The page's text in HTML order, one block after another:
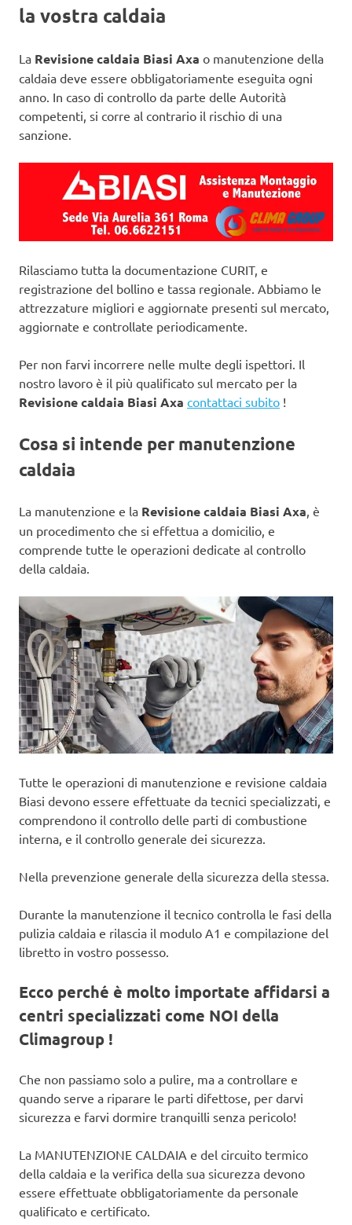
la vostra caldaia
La Revisione caldaia Biasi Axa o manutenzione della
caldaia deve essere obbligatoriamente eseguita ogni
anno. In caso di controllo da parte delle Autorità
competenti, si corre al contrario il rischio di una
sanzione.
Rilasciamo tutta la documentazione CURIT, e
registrazione del bollino e tassa regionale. Abbiamo le
attrezzature migliori e aggiornate presenti sul mercato,
aggiornate e controllate periodicamente.
Per non farvi incorrere nelle multe degli ispettori. Il
nostro lavoro è il più qualificato sul mercato per la
Revisione caldaia Biasi Axa contattaci subito !
Cosa si intende per manutenzione
caldaia
La manutenzione e la Revisione caldaia Biasi Axa, è
un procedimento che si effettua a domicilio, e
comprende tutte le operazioni dedicate al controllo
della caldaia.
Tutte le operazioni di manutenzione e revisione caldaia
Biasi devono essere effettuate da tecnici specializzati, e
comprendono il controllo delle parti di combustione
interna, e il controllo generale dei sicurezza.
Nella prevenzione generale della sicurezza della stessa.
Durante la manutenzione il tecnico controlla le fasi della
pulizia caldaia e rilascia il modulo A1 e compilazione del
libretto in vostro possesso.
Ecco perché è molto importate affidarsi a
centri specializzati come NOI della
Climagroup !
Che non passiamo solo a pulire, ma a controllare e
quando serve a riparare le parti difettose, per darvi
sicurezza e farvi dormire tranquilli senza pericolo!
La MANUTENZIONE CALDAIA e del circuito termico
della caldaia e la verifica della sua sicurezza devono
essere effettuate obbligatoriamente da personale
qualificato e certificato.